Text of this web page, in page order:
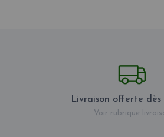
Livraison offerte
Voir rubrique